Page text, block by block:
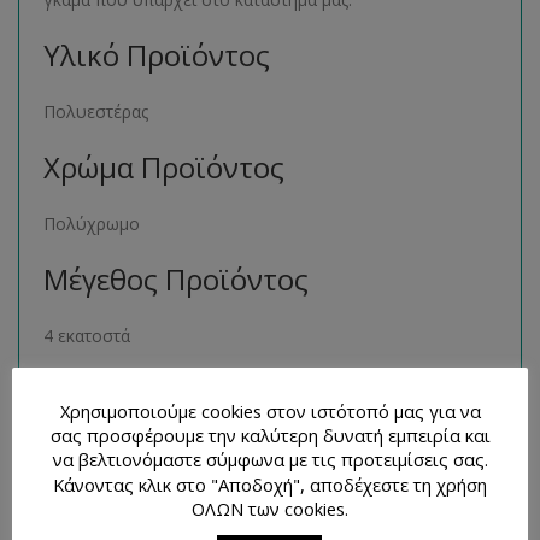
Υλικό Προϊόντος
Πολυεστέρας
Χρώμα Προϊόντος
Πολύχρωμο
Μέγεθος Προϊόντος
4 εκατοστά
Μπορείτε να βρείτε πολλά παρόμοια προϊόντα της ιδίας
κατηγορίας στο ηλεκτρονικό μας κατάστημα
ακολουθώντας τον σύνδεσμοεδώ.
Χρησιμοποιούμε cookies στον ιστότοπό μας για να
σας προσφέρουμε την καλύτερη δυνατή εμπειρία και
να βελτιονόμαστε σύμφωνα με τις προτειμίσεις σας.
Κάνοντας κλικ στο "Αποδοχή", αποδέχεστε τη χρήση
ΟΛΩΝ των cookies.